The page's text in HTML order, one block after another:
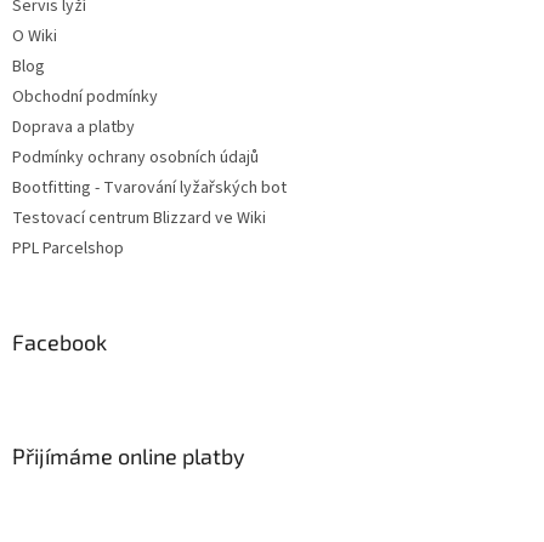
Servis lyží
O Wiki
Blog
Obchodní podmínky
Doprava a platby
Podmínky ochrany osobních údajů
Bootfitting - Tvarování lyžařských bot
Testovací centrum Blizzard ve Wiki
PPL Parcelshop
Facebook
Přijímáme online platby